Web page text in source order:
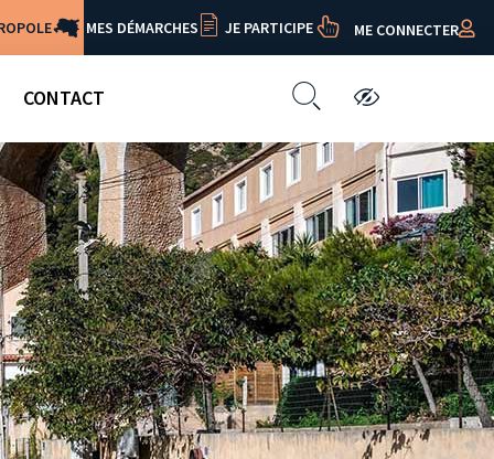
MES DÉMARCHES JE PARTICIPE ME CONNECTER
CONTACT